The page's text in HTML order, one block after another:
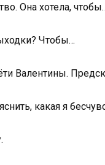
Она хотела,
Чтобы…
Валентины.
какая я